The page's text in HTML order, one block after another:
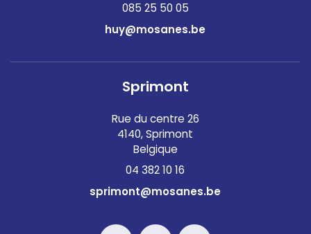
085 25 50 05
huy@mosanes.be
Sprimont
Rue du centre 26
4140, Sprimont
Belgique
04 382 10 16
sprimont@mosanes.be